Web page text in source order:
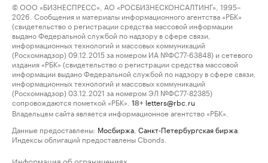
© ООО «БИЗНЕСПРЕСС», АО «РОСБИЗНЕСКОНСАЛТИНГ», 1995–
2026. Сообщения и материалы информационного агентства «РБК»
(свидетельство о регистрации средства массовой информации
выдано Федеральной службой по надзору в сфере связи,
информационных технологий и массовых коммуникаций
(Роскомнадзор) 09.12.2015 за номером ИА №ФС77-63848) и сетевого
издания «РБК» (свидетельство о регистрации средства массовой
информации выдано Федеральной службой по надзору в сфере связи,
информационных технологий и массовых коммуникаций
(Роскомнадзор) 03.12.2021 за номером ЭЛ №ФС77-82385)
сопровождаются пометкой «РБК».
18+ letters@rbc.ru
Владельцем сайта является информационное агентство «РБК».
Данные предоставлены: Мосбиржа Санкт-Петербургская биржа
Индексы облигаций предоставлены Cbonds.